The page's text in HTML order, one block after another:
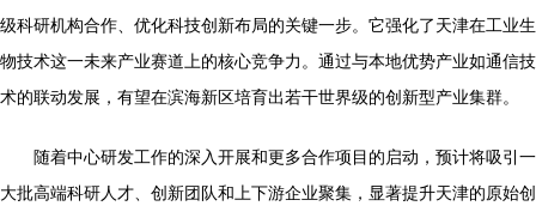
级科研机构合作、优化科技创新布局的关键一步。它强化了天津在工业生
物技术这一未来产业赛道上的核心竞争力。通过与本地优势产业如通信技
术的联动发展，有望在滨海新区培育出若干世界级的创新型产业集群。
随着中心研发工作的深入开展和更多合作项目的启动，预计将吸引一
大批高端科研人才、创新团队和上下游企业聚集，显著提升天津的原始创